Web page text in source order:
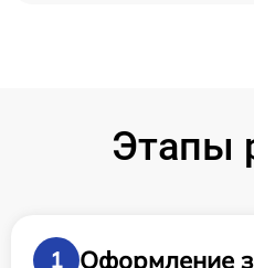
Этапы
1
Оформление